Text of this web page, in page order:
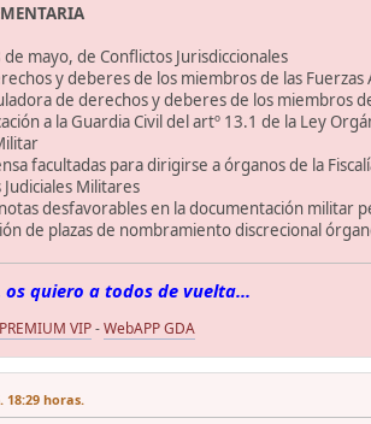
mayo, de Conflictos Jurisdiccionales
y deberes de los miembros de las Fuerzas
de derechos y deberes de los miembros
a la Guardia Civil del artº 13.1 de la Ley
facultadas para dirigirse a órganos de la
Militares
desfavorables en la documentación militar
de plazas de nombramiento discrecional
quiero a todos de vuelta...
VIP-WebAPP GDA
18:29 horas.